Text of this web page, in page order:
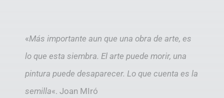
«Más importante aun que una obra de arte, es
lo que esta siembra. El arte puede morir, una
pintura puede desaparecer. Lo que cuenta es la
semilla«. Joan MIró